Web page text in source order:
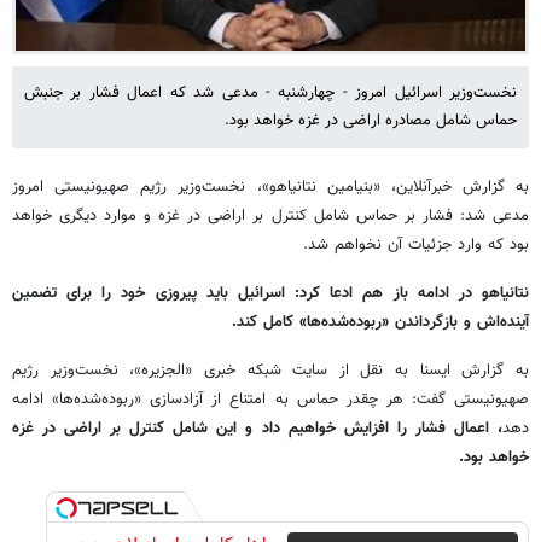
نخست‌وزیر اسرائیل امروز - چهارشنبه - مدعی شد که اعمال فشار بر جنبش
حماس شامل مصادره اراضی در غزه خواهد بود.
به گزارش خبرآنلاین، «بنیامین نتانیاهو»، نخست‌وزیر رژیم صهیونیستی امروز
مدعی شد: فشار بر حماس شامل کنترل بر اراضی در غزه و موارد دیگری خواهد
بود که وارد جزئیات آن نخواهم شد.
نتانیاهو در ادامه باز هم ادعا کرد: اسرائیل باید پیروزی خود را برای تضمین
آینده‌اش و بازگرداندن «ربوده‌شده‌ها» کامل کند.
به گزارش ایسنا به نقل از سایت شبکه خبری «الجزیره»، نخست‌وزیر رژیم
صهیونیستی گفت: هر چقدر حماس به امتناع از آزادسازی «ربوده‌شده‌ها» ادامه
دهد، اعمال فشار را افزایش خواهیم داد و این شامل کنترل بر اراضی در غزه
خواهد بود.